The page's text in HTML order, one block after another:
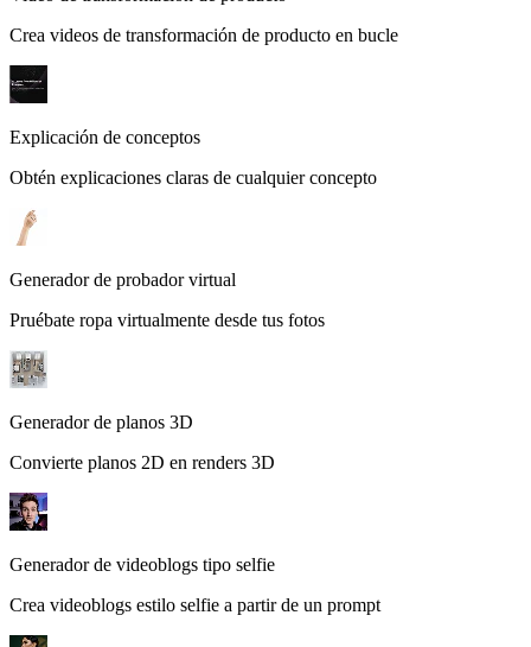
Crea videos de transformación de producto en bucle
Explicación de conceptos
Obtén explicaciones claras de cualquier concepto
Generador de probador virtual
Pruébate ropa virtualmente desde tus fotos
Generador de planos 3D
Convierte planos 2D en renders 3D
Generador de videoblogs tipo selfie
Crea videoblogs estilo selfie a partir de un prompt